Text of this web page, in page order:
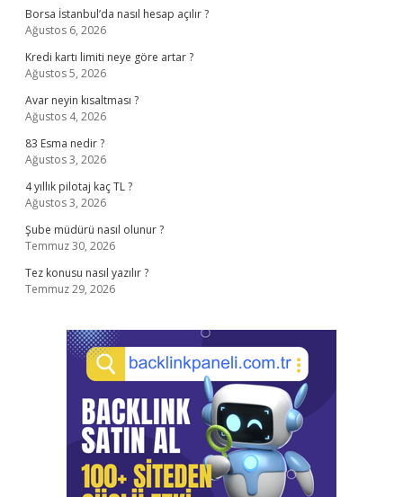
Borsa İstanbul’da nasıl hesap açılır ?
Ağustos 6, 2026
Kredi kartı limiti neye göre artar ?
Ağustos 5, 2026
Avar neyin kısaltması ?
Ağustos 4, 2026
83 Esma nedir ?
Ağustos 3, 2026
4 yıllık pilotaj kaç TL ?
Ağustos 3, 2026
Şube müdürü nasıl olunur ?
Temmuz 30, 2026
Tez konusu nasıl yazılır ?
Temmuz 29, 2026